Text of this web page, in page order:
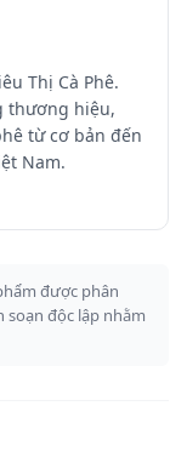
Thị Cà Phê.
thương hiệu,
từ cơ bản đến
Nam.
được phân
soạn độc lập nhằm